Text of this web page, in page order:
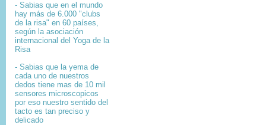
- Sabias que en el mundo
hay más de 6.000 "clubs
de la risa" en 60 países,
según la asociación
internacional del Yoga de la
Risa
- Sabias que la yema de
cada uno de nuestros
dedos tiene mas de 10 mil
sensores microscopicos
por eso nuestro sentido del
tacto es tan preciso y
delicado